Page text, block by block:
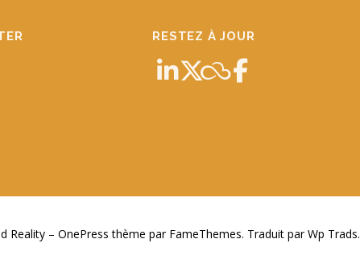
RESTEZ À JOUR
Reality – OnePress thème par FameThemes. Traduit par Wp Trads.